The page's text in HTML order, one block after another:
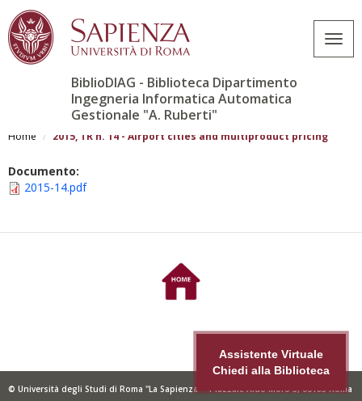
al
principale
BiblioDIAG - Biblioteca Dipartimento
Ingegneria Informatica Automatica
Gestionale "A. Ruberti"
Home 2015, TR n. 14 - Airport cities and multiproduct pricing
Documento:
2015-14.pdf
© Università degli Studi di Roma "La Sapienza" - Piazzale Aldo Moro 5, 00185 Roma
Assistente Virtuale
Chiedi alla Biblioteca